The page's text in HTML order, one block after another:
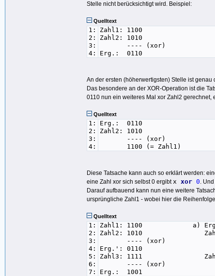
Stelle nicht berücksichtigt wird. Beispiel:
Quelltext
1:
2:
3:
4:
Zahl1: 1100
Zahl2: 1010
---- (xor)
Erg.: 0110
An der ersten (höherwertigsten) Stelle ist
Das besondere an der XOR-Operation ist die
0110 nun ein weiteres Mal xor Zahl2 gerechnet,
Quelltext
1:
2:
3:
4:
Erg.: 0110
Zahl2: 1010
---- (xor)
1100 (= Zahl1)
Diese Tatsache kann auch so erklärt werden:
eine Zahl xor sich selbst 0 ergibtx xor 0.
Darauf aufbauend kann nun eine weitere
ursprüngliche Zahl1 - wobei hier die
Quelltext
1:
2:
3:
4:
5:
6:
7:
Zahl1: 1100 a)
Zahl2: 1010
---- (xor)
Erg.':
Zahl3: 1111
---- (xor)
Erg.: